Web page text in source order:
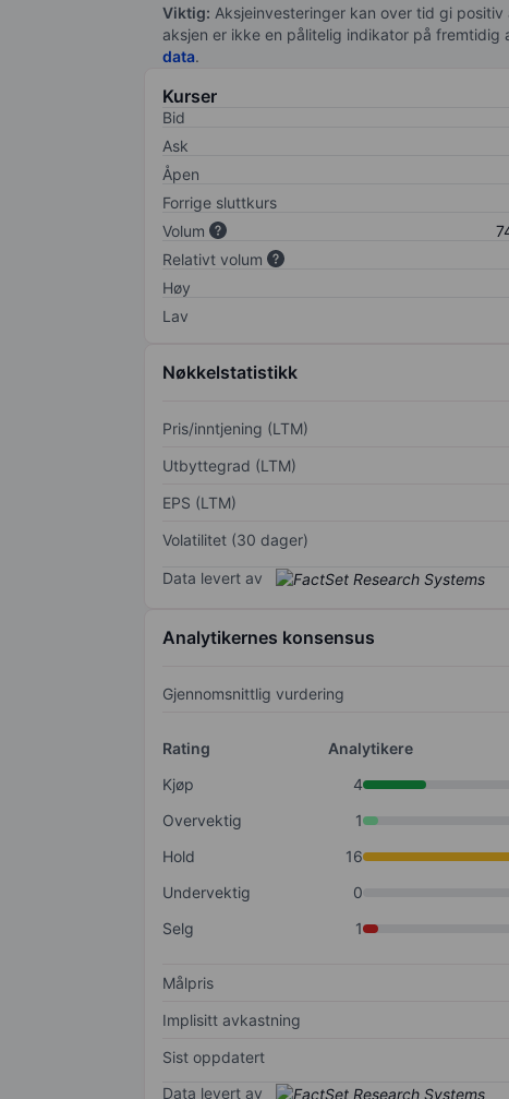
Viktig: Aksjeinvesteringer kan over tid gi
aksjen er ikke en pålitelig indikator på
data.
Kurser
Bid
Ask
Åpen
Forrige sluttkurs
Volum
Relativt volum
Høy
Lav
Nøkkelstatistikk
Pris/inntjening (LTM)
Utbyttegrad (LTM)
EPS (LTM)
Volatilitet (30 dager)
Data levert av
Analytikernes konsensus
Gjennomsnittlig vurdering
Rating
Analytikere
Kjøp
4
Overvektig
1
Hold
16
Undervektig
0
Selg
1
Målpris
Implisitt avkastning
Sist oppdatert
Data levert av